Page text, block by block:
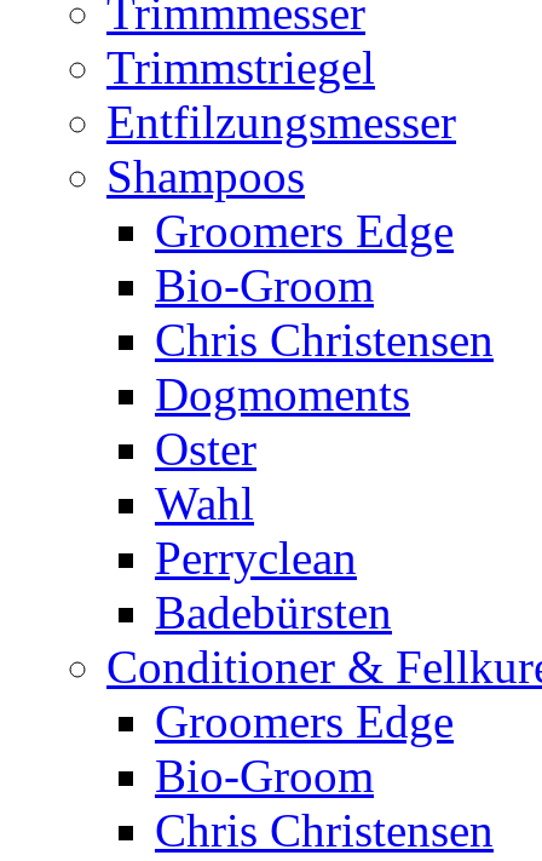
Trimmmesser
Trimmstriegel
Entfilzungsmesser
Shampoos
Groomers Edge
Bio-Groom
Chris Christensen
Dogmoments
Oster
Wahl
Perryclean
Badebürsten
Conditioner &
Groomers Edge
Bio-Groom
Chris Christensen